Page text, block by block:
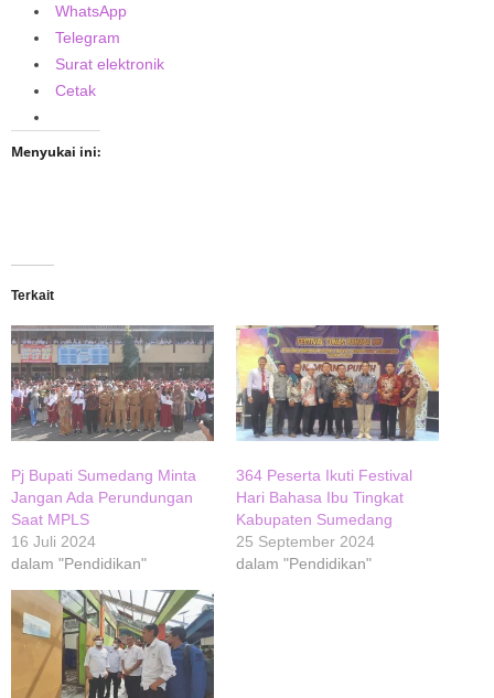
WhatsApp
Telegram
Surat elektronik
Cetak
Menyukai ini:
Terkait
Pj Bupati Sumedang Minta
Jangan Ada Perundungan
Saat MPLS
16 Juli 2024
dalam "Pendidikan"
364 Peserta Ikuti Festival
Hari Bahasa Ibu Tingkat
Kabupaten Sumedang
25 September 2024
dalam "Pendidikan"